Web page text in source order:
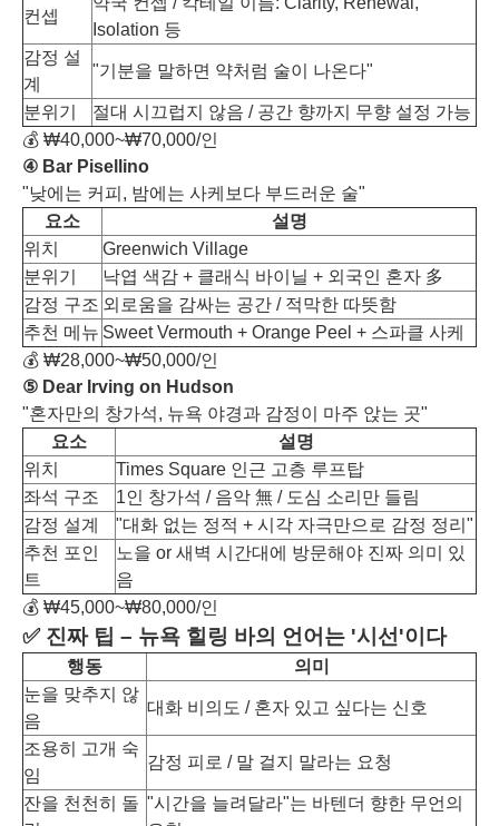
컨셉
Isolation 등
감정 설
계
"기분을 말하면 약처럼 술이 나온다"
분위기
절대 시끄럽지 않음 / 공간 향까지 무향 설정 가능
💰 ₩40,000~₩70,000/인
④ Bar Pisellino
"낮에는 커피, 밤에는 사케보다 부드러운 술"
요소
설명
위치
Greenwich Village
분위기
낙엽 색감 + 클래식 바이닐 + 외국인 혼자 多
감정 구조 외로움을 감싸는 공간 / 적막한 따뜻함
추천 메뉴 Sweet Vermouth + Orange Peel + 스파클 사케
💰 ₩28,000~₩50,000/인
⑤ Dear Irving on Hudson
"혼자만의 창가석, 뉴욕 야경과 감정이 마주 앉는 곳"
요소
설명
위치
Times Square 인근 고층 루프탑
좌석 구조
1인 창가석 / 음악 無 / 도심 소리만 들림
감정 설계
"대화 없는 정적 + 시각 자극만으로 감정 정리"
추천 포인
트
노을 or 새벽 시간대에 방문해야 진짜 의미 있
음
💰 ₩45,000~₩80,000/인
✅ 진짜 팁 – 뉴욕 힐링 바의 언어는 '시선'이다
행동
의미
눈을 맞추지 않
음
대화 비의도 / 혼자 있고 싶다는 신호
조용히 고개 숙
임
감정 피로 / 말 걸지 말라는 요청
잔을 천천히 돌 "시간을 늘려달라"는 바텐더 향한 무언의